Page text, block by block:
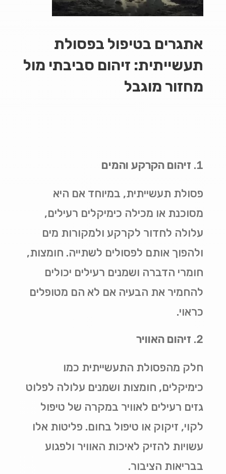
אתגרים בטיפול בפסולת
תעשייתית: זיהום סביבתי מול
מחזור מוגבל
זיהום הקרקע והמים
פסולת תעשייתית, במיוחד אם היא
מסוכנת או מכילה כימיקלים רעילים,
עלולה לחדור לקרקע ולמקורות מים
ולהפוך אותם לפסולים לשתייה. חומצות,
חומרי הדברה ושמנים רעילים יכולים
להחמיר את הבעיה אם לא הם מטופלים
כראוי.
זיהום האוויר
חלק מהפסולת התעשייתית כמו
כימיקלים, חומצות ושמנים עלולה לפלוט
גזים רעילים לאוויר במקרה של טיפול
לקוי, זיקוק או טיפול בחום. פליטות אלו
עשויות להזיק לאיכות האוויר ולפגוע
בבריאות הציבור.